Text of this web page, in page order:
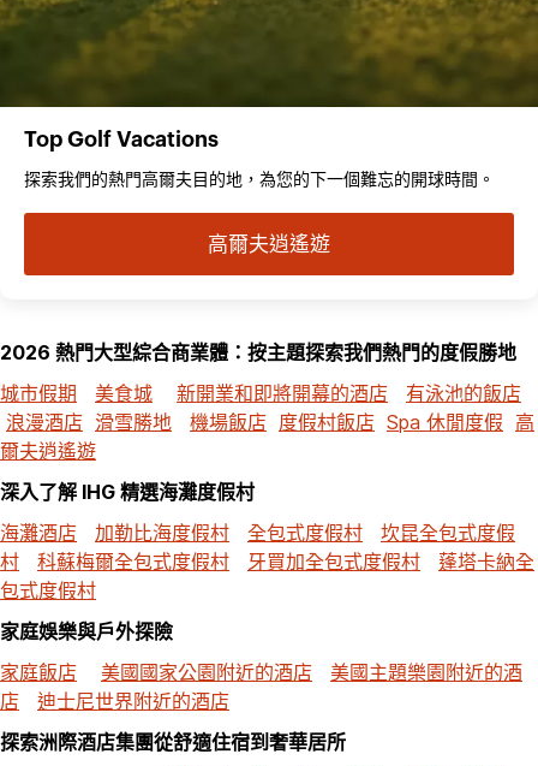
Top Golf Vacations
探索我們的熱門高爾夫目的地，為您的下一個難忘的開球時間。
高爾夫逍遙遊
2026 熱門大型綜合商業體：按主題探索我們熱門的度假勝地
城市假期
美食城 新開業和即將開幕的酒店
有泳池的飯店
浪漫酒店 滑雪勝地 機場飯店 度假村飯店 Spa 休閒度假 高
爾夫逍遙遊
深入了解 IHG 精選海灘度假村
海灘酒店
加勒比海度假村 全包式度假村
坎昆全包式度假
村
科蘇梅爾全包式度假村 牙買加全包式度假村
蓬塔卡納全
包式度假村
家庭娛樂與戶外探險
家庭飯店
美國國家公園附近的酒店
美國主題樂園附近的酒
店
迪士尼世界附近的酒店
探索洲際酒店集團從舒適住宿到奢華居所